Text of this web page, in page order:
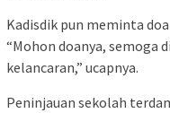
Kadisdik pun meminta
“Mohon doanya, semoga
kelancaran,” ucapnya.
Peninjauan sekolah